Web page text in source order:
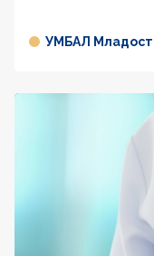
УМБАЛ Младост